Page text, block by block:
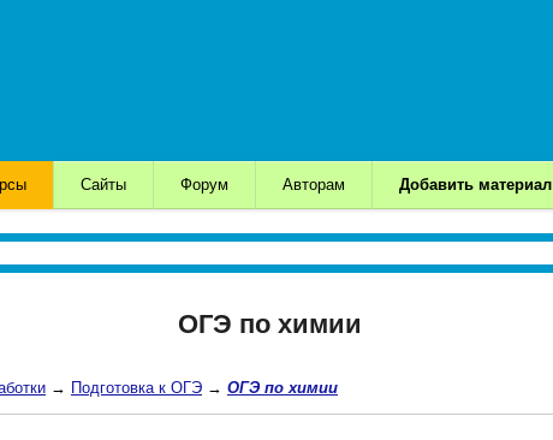
Сайты Форум Авторам Добавить материал
ОГЭ по химии
→ Подготовка к ОГЭ → ОГЭ по химии